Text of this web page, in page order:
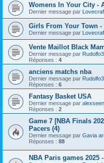
Womens In Your City -
Dernier message par
Girls From Your Town
Dernier message par
Vente Maillot Black
Dernier message par Rudolfo3
Réponses : 4
anciens matchs nba
Dernier message par Rudolfo3
Réponses : 6
Fantasy Basket USA
Dernier message par
Réponses : 2
Game 7 [NBA Finals
Pacers (4)
Dernier message par Gavia
Réponses : 88
NBA Paris games 2025